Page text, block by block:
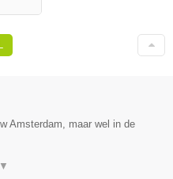
Amsterdam, maar wel in de
▼